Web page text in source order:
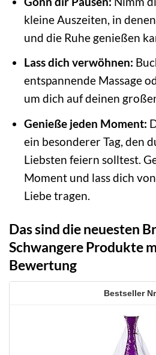
kleine Auszeiten, in
und die Ruhe genießen
Lass dich verwöhnen:
entspannende Massage
um dich auf deinen
Genieße jeden Moment:
ein besonderer Tag, den
Liebsten feiern solltest.
Moment und lass dich
Liebe tragen.
Das sind die neuesten
Schwangere Produkte
Bewertung